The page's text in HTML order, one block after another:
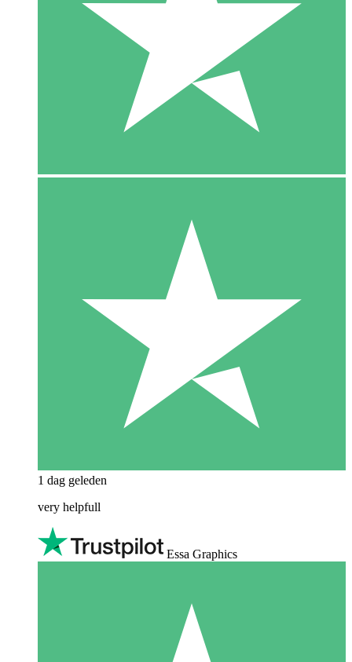
1 dag geleden
very helpfull
Essa Graphics